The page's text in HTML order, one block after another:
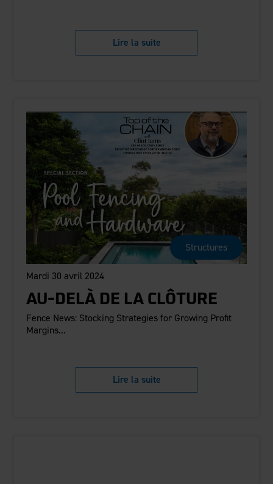
Lire la suite
Structures
Mardi 30 avril 2024
AU-DELÀ DE LA CLÔTURE
Fence News: Stocking Strategies for Growing Profit
Margins...
Lire la suite